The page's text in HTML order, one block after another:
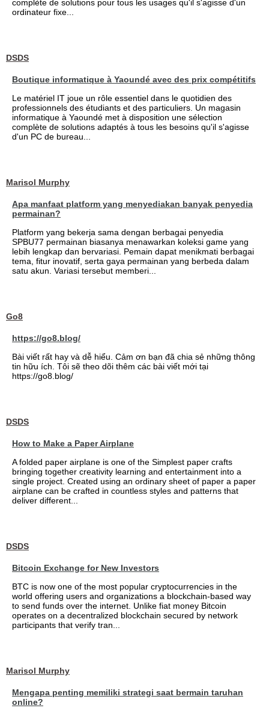
complète de solutions pour tous les usages qu'il s'agisse d'un
ordinateur fixe...
DSDS
Boutique informatique à Yaoundé avec des prix compétitifs
Le matériel IT joue un rôle essentiel dans le quotidien des
professionnels des étudiants et des particuliers. Un magasin
informatique à Yaoundé met à disposition une sélection
complète de solutions adaptés à tous les besoins qu'il s'agisse
d'un PC de bureau...
Marisol Murphy
Apa manfaat platform yang menyediakan banyak penyedia
permainan?
Platform yang bekerja sama dengan berbagai penyedia
SPBU77 permainan biasanya menawarkan koleksi game yang
lebih lengkap dan bervariasi. Pemain dapat menikmati berbagai
tema, fitur inovatif, serta gaya permainan yang berbeda dalam
satu akun. Variasi tersebut memberi...
Go8
https://go8.blog/
Bài viết rất hay và dễ hiểu. Cảm ơn bạn đã chia sẻ những thông
tin hữu ích. Tôi sẽ theo dõi thêm các bài viết mới tại
https://go8.blog/
DSDS
How to Make a Paper Airplane
A folded paper airplane is one of the Simplest paper crafts
bringing together creativity learning and entertainment into a
single project. Created using an ordinary sheet of paper a paper
airplane can be crafted in countless styles and patterns that
deliver different...
DSDS
Bitcoin Exchange for New Investors
BTC is now one of the most popular cryptocurrencies in the
world offering users and organizations a blockchain-based way
to send funds over the internet. Unlike fiat money Bitcoin
operates on a decentralized blockchain secured by network
participants that verify tran...
Marisol Murphy
Mengapa penting memiliki strategi saat bermain taruhan
online?